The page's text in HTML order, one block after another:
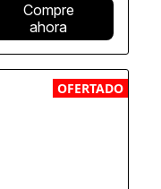
Compre
ahora
OFERTADO